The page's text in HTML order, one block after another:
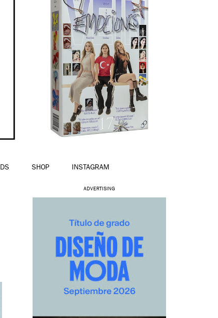
SHOP INSTAGRAM
ADVERTISING